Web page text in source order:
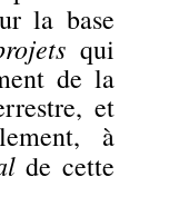
la base
qui
de la
et
à
de cette